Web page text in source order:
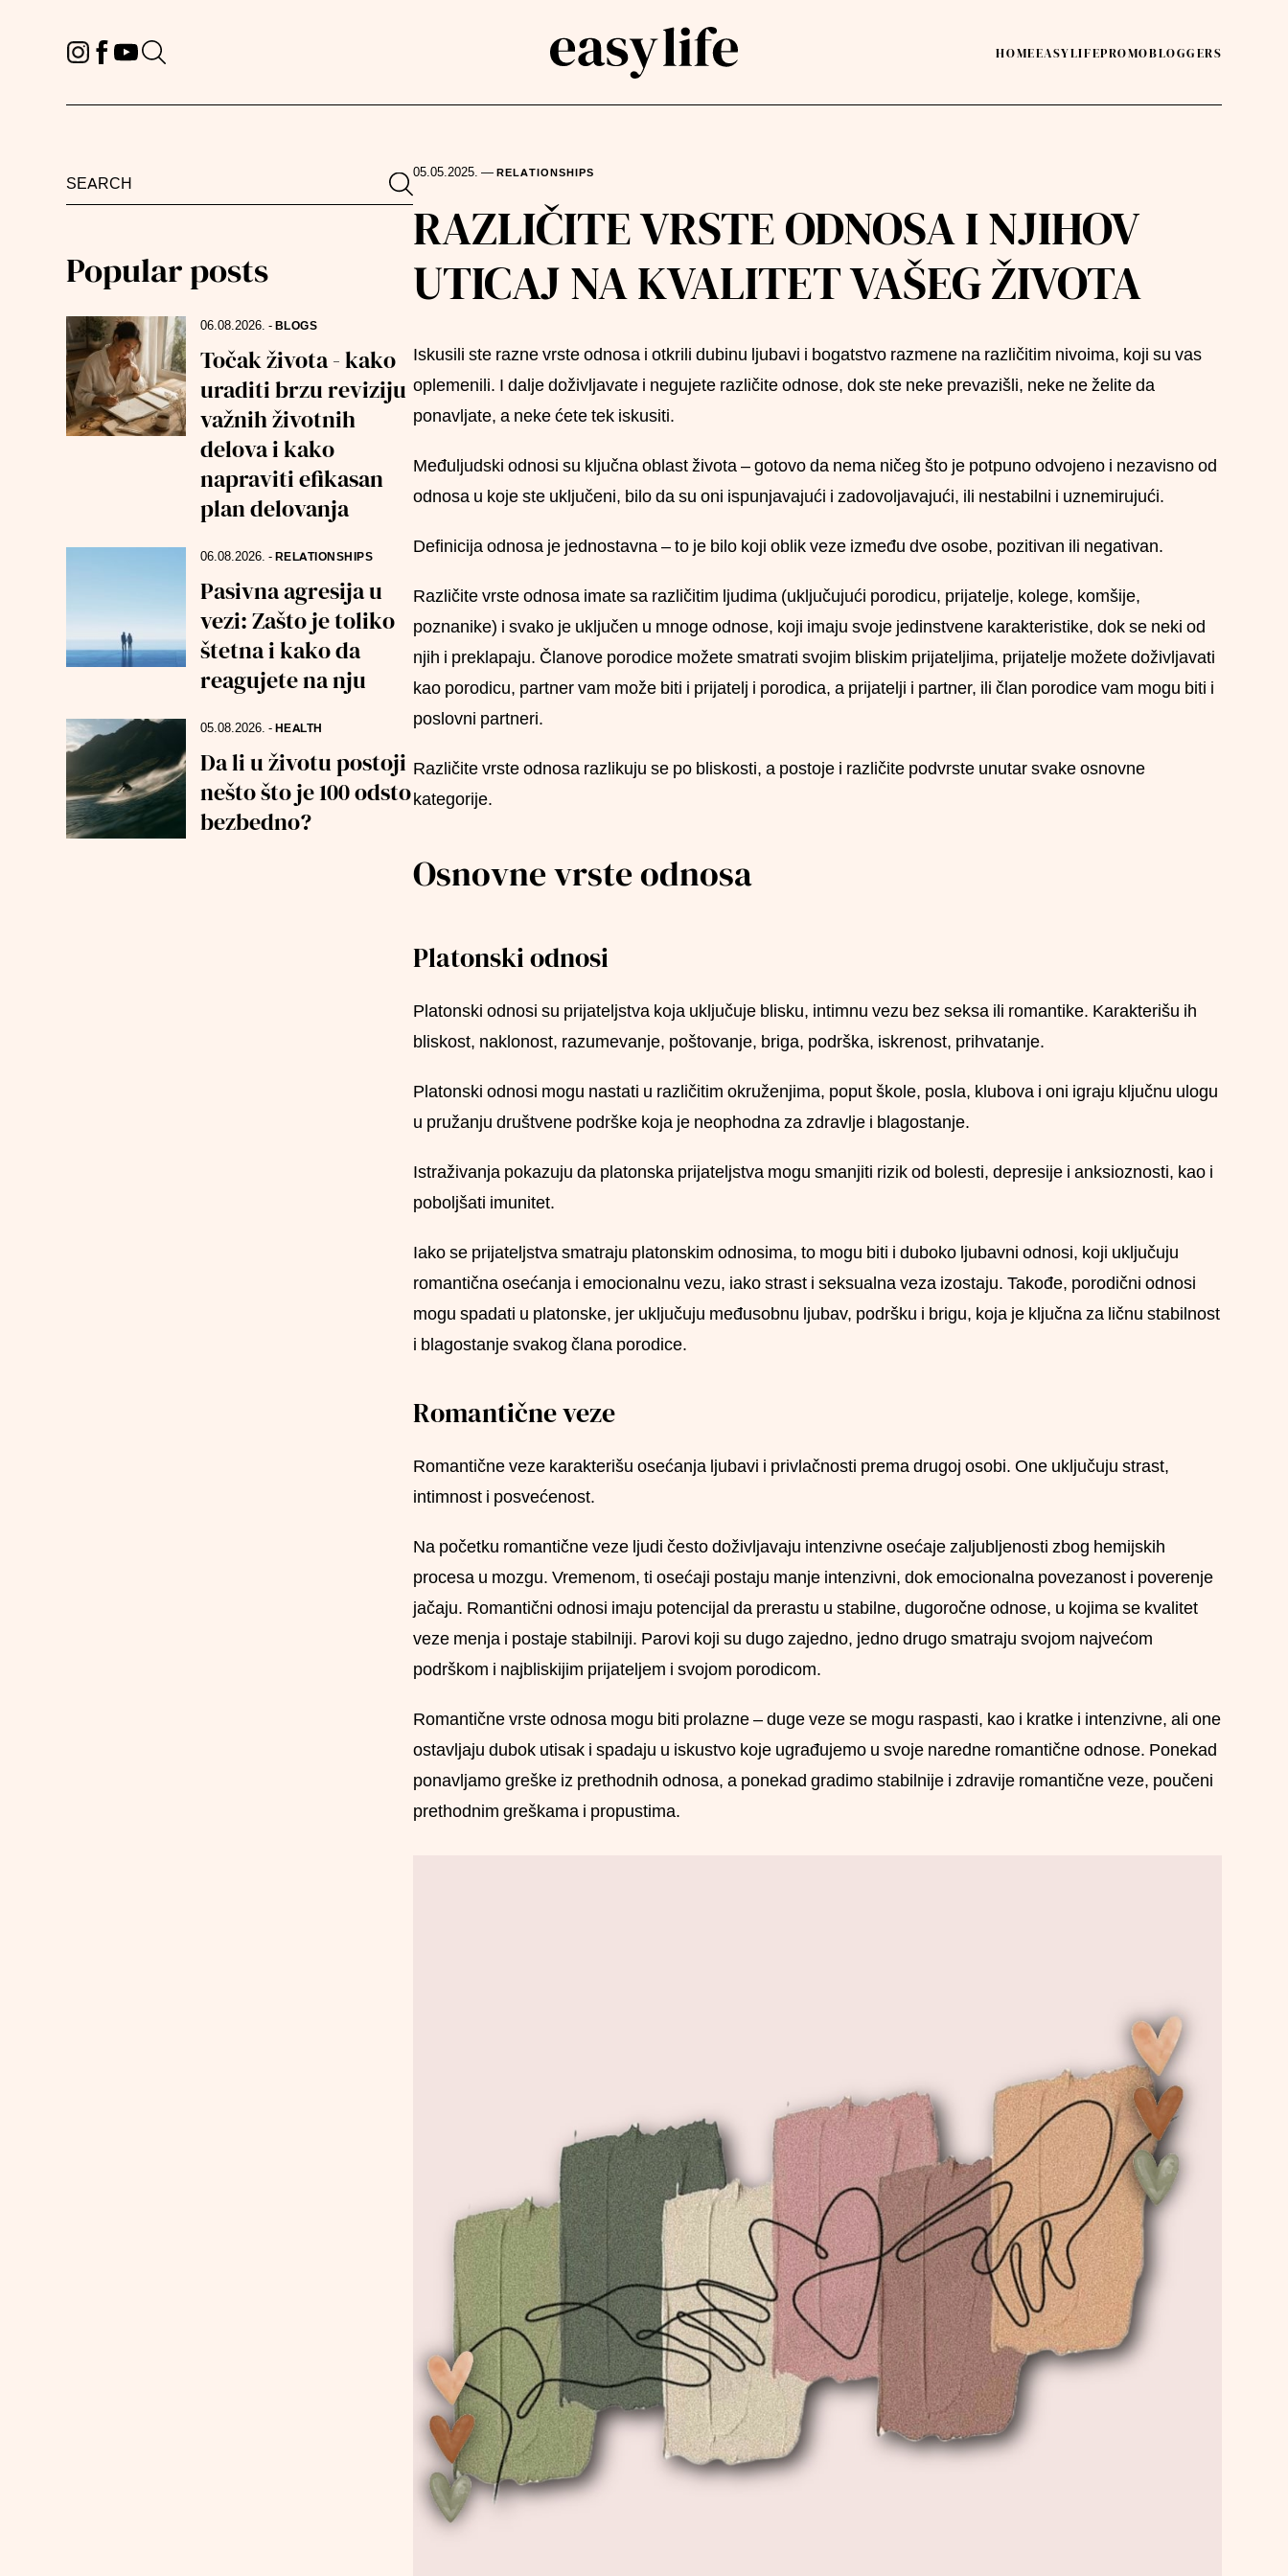
HOMEEASYLIFEPROMOBLOGGERS
Search
Search
Popular posts
06.08.2026. - BLOGS
Točak života - kako
uraditi brzu reviziju
važnih životnih
delova i kako
napraviti efikasan
plan delovanja
06.08.2026. - RELATIONSHIPS
Pasivna agresija u
vezi: Zašto je toliko
štetna i kako da
reagujete na nju
05.08.2026. - HEALTH
Da li u životu postoji
nešto što je 100 odsto
bezbedno?
05.05.2025. — RELATIONSHIPS
RAZLIČITE VRSTE ODNOSA I NJIHOV
UTICAJ NA KVALITET VAŠEG ŽIVOTA
Iskusili ste razne vrste odnosa i otkrili dubinu ljubavi i bogatstvo razmene na različitim nivoima, koji su vas
oplemenili. I dalje doživljavate i negujete različite odnose, dok ste neke prevazišli, neke ne želite da
ponavljate, a neke ćete tek iskusiti.
Međuljudski odnosi su ključna oblast života – gotovo da nema ničeg što je potpuno odvojeno i nezavisno od
odnosa u koje ste uključeni, bilo da su oni ispunjavajući i zadovoljavajući, ili nestabilni i uznemirujući.
Definicija odnosa je jednostavna – to je bilo koji oblik veze između dve osobe, pozitivan ili negativan.
Različite vrste odnosa imate sa različitim ljudima (uključujući porodicu, prijatelje, kolege, komšije,
poznanike) i svako je uključen u mnoge odnose, koji imaju svoje jedinstvene karakteristike, dok se neki od
njih i preklapaju. Članove porodice možete smatrati svojim bliskim prijateljima, prijatelje možete doživljavati
kao porodicu, partner vam može biti i prijatelj i porodica, a prijatelji i partner, ili član porodice vam mogu biti i
poslovni partneri.
Različite vrste odnosa razlikuju se po bliskosti, a postoje i različite podvrste unutar svake osnovne
kategorije.
Osnovne vrste odnosa
Platonski odnosi
Platonski odnosi su prijateljstva koja uključuje blisku, intimnu vezu bez seksa ili romantike. Karakterišu ih
bliskost, naklonost, razumevanje, poštovanje, briga, podrška, iskrenost, prihvatanje.
Platonski odnosi mogu nastati u različitim okruženjima, poput škole, posla, klubova i oni igraju ključnu ulogu
u pružanju društvene podrške koja je neophodna za zdravlje i blagostanje.
Istraživanja pokazuju da platonska prijateljstva mogu smanjiti rizik od bolesti, depresije i anksioznosti, kao i
poboljšati imunitet.
Iako se prijateljstva smatraju platonskim odnosima, to mogu biti i duboko ljubavni odnosi, koji uključuju
romantična osećanja i emocionalnu vezu, iako strast i seksualna veza izostaju. Takođe, porodični odnosi
mogu spadati u platonske, jer uključuju međusobnu ljubav, podršku i brigu, koja je ključna za ličnu stabilnost
i blagostanje svakog člana porodice.
Romantične veze
Romantične veze karakterišu osećanja ljubavi i privlačnosti prema drugoj osobi. One uključuju strast,
intimnost i posvećenost.
Na početku romantične veze ljudi često doživljavaju intenzivne osećaje zaljubljenosti zbog hemijskih
procesa u mozgu. Vremenom, ti osećaji postaju manje intenzivni, dok emocionalna povezanost i poverenje
jačaju. Romantični odnosi imaju potencijal da prerastu u stabilne, dugoročne odnose, u kojima se kvalitet
veze menja i postaje stabilniji. Parovi koji su dugo zajedno, jedno drugo smatraju svojom najvećom
podrškom i najbliskijim prijateljem i svojom porodicom.
Romantične vrste odnosa mogu biti prolazne – duge veze se mogu raspasti, kao i kratke i intenzivne, ali one
ostavljaju dubok utisak i spadaju u iskustvo koje ugrađujemo u svoje naredne romantične odnose. Ponekad
ponavljamo greške iz prethodnih odnosa, a ponekad gradimo stabilnije i zdravije romantične veze, poučeni
prethodnim greškama i propustima.